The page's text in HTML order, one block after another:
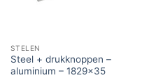
STELEN
Steel + drukknoppen –
aluminium – 1829×35